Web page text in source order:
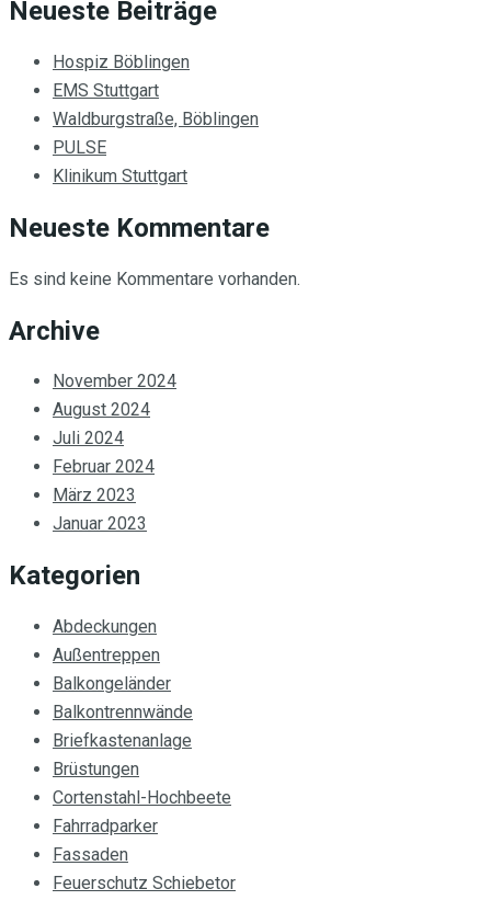
Neueste Beiträge
Hospiz Böblingen
EMS Stuttgart
Waldburgstraße, Böblingen
PULSE
Klinikum Stuttgart
Neueste Kommentare
Es sind keine Kommentare vorhanden.
Archive
November 2024
August 2024
Juli 2024
Februar 2024
März 2023
Januar 2023
Kategorien
Abdeckungen
Außentreppen
Balkongeländer
Balkontrennwände
Briefkastenanlage
Brüstungen
Cortenstahl-Hochbeete
Fahrradparker
Fassaden
Feuerschutz Schiebetor